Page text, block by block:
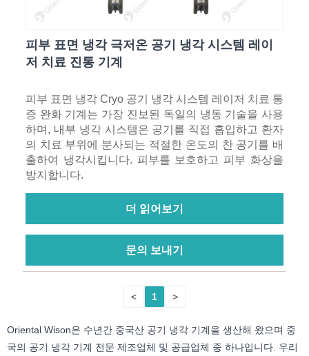
피부 표면 냉각 극저온 공기 냉각 시스템 레이
저 치료 진통 기계
피부 표면 냉각 Cryo 공기 냉각 시스템 레이저 치료 통
증 완화 기계는 가장 진보된 독일의 냉동 기술을 사용
하며, 내부 냉각 시스템은 공기를 직접 흡입하고 환자
의 치료 부위에 분사되는 적절한 온도의 찬 공기를 배
출하여 냉각시킵니다. 피부를 보호하고 피부 화상을
방지합니다.
더 읽어보기
문의 보내기
< 1 >
Oriental Wison은 수년간 중국산 공기 냉각 기계을 생산해 왔으며 중
국의 공기 냉각 기계 전문 제조업체 및 공급업체 중 하나입니다. 우리